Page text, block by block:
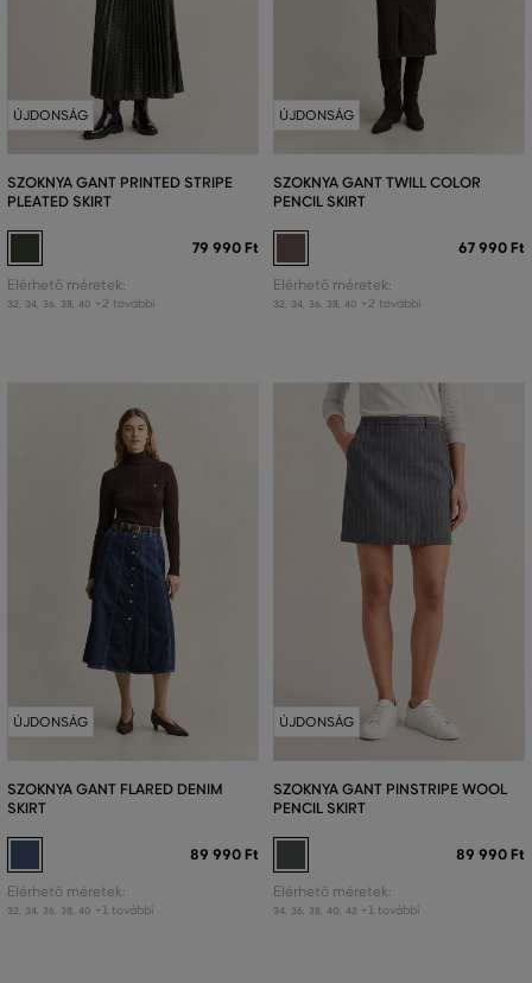
ÚJDONSÁG
SZOKNYA GANT PRINTED STRIPE
PLEATED SKIRT
79 990 Ft
Elérhető méretek:
32 34 36 38 40 +2 további
ÚJDONSÁG
SZOKNYA GANT TWILL COLOR
PENCIL SKIRT
67 990 Ft
Elérhető méretek:
32 34 36 38 40 +2 további
ÚJDONSÁG
SZOKNYA GANT FLARED DENIM
SKIRT
89 990 Ft
Elérhető méretek:
32 34 36 38 40 +1 további
ÚJDONSÁG
SZOKNYA GANT PINSTRIPE WOOL
PENCIL SKIRT
89 990 Ft
Elérhető méretek:
34 36 38 40 42 +1 további